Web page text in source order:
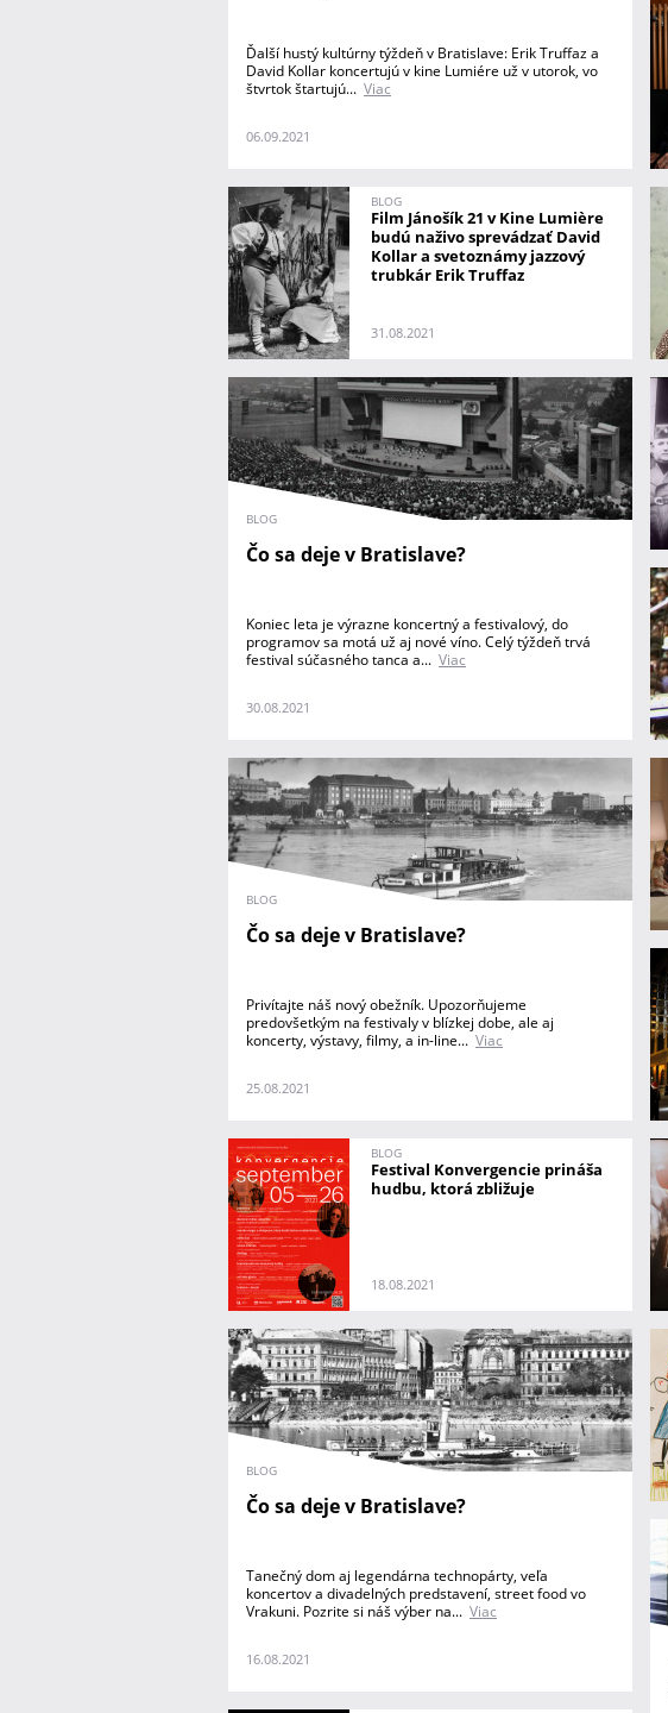
Ďalší hustý kultúrny týždeň v Bratislave: Erik Truffaz a
David Kollar koncertujú v kine Lumiére už v utorok, vo
štvrtok štartujú... Viac
06.09.2021
BLOG
Film Jánošík 21 v Kine Lumière
budú naživo sprevádzať David
Kollar a svetoznámy jazzový
trubkár Erik Truffaz
31.08.2021
BLOG
Čo sa deje v Bratislave?
Koniec leta je výrazne koncertný a festivalový, do
programov sa motá už aj nové víno. Celý týždeň trvá
festival súčasného tanca a... Viac
30.08.2021
BLOG
Čo sa deje v Bratislave?
Privítajte náš nový obežník. Upozorňujeme
predovšetkým na festivaly v blízkej dobe, ale aj
koncerty, výstavy, filmy, a in-line... Viac
25.08.2021
BLOG
Festival Konvergencie prináša
hudbu, ktorá zbližuje
18.08.2021
BLOG
Čo sa deje v Bratislave?
Tanečný dom aj legendárna technopárty, veľa
koncertov a divadelných predstavení, street food vo
Vrakuni. Pozrite si náš výber na... Viac
16.08.2021